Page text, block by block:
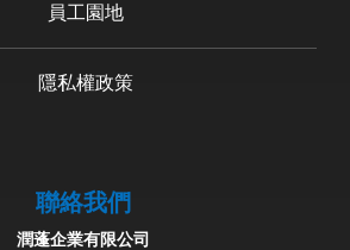
員工園地
隱私權政策
聯絡我們
潤蓬企業有限公司